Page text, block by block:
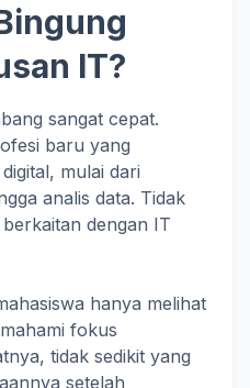
IT?
sangat cepat.
baru yang
mulai dari
analis data. Tidak
dengan IT
hanya melihat
fokus
tidak sedikit yang
setelah